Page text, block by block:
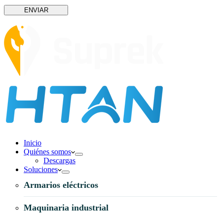
ENVIAR
Inicio
Quiénes somos
Descargas
Soluciones
Armarios eléctricos
Maquinaria industrial